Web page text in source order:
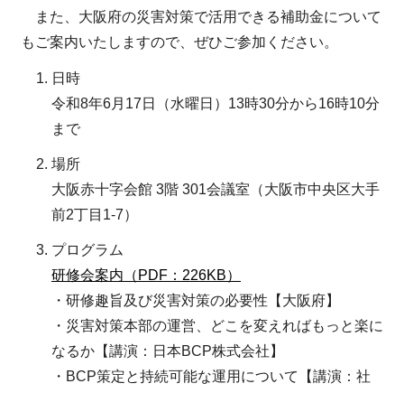
また、大阪府の災害対策で活用できる補助金について
もご案内いたしますので、ぜひご参加ください。
日時
令和8年6月17日（水曜日）13時30分から16時10分
まで
場所
大阪赤十字会館 3階 301会議室（大阪市中央区大手
前2丁目1-7）
プログラム
研修会案内（PDF：226KB）
・研修趣旨及び災害対策の必要性【大阪府】
・災害対策本部の運営、どこを変えればもっと楽に
なるか【講演：日本BCP株式会社】
・BCP策定と持続可能な運用について【講演：社